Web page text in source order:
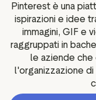
Pinterest è una
ispirazioni e idee
immagini, GIF e
raggruppati in
le aziende che
l'organizzazione di